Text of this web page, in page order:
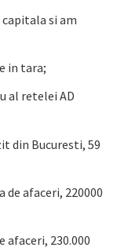
si am
in tara;
al retelei AD
din Bucuresti, 59
de afaceri, 220000
afaceri, 230.000